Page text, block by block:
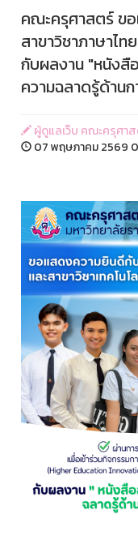
คณะครุศาสตร์ ข
สาขาวิชาภาษาไท
กับผลงาน "หนังสื
ความฉลาดรู้ด้าน
ผู้ดูแลเว็บ คณะครุศา
07 พฤษภาคม 2569